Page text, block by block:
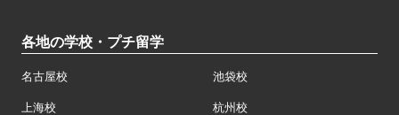
各地の学校・プチ留学
名古屋校 池袋校
上海校 杭州校